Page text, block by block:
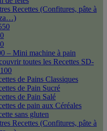
Recettes (Confitures, pâte à
– Mini machine à pain
toutes les Recettes SD-
de Pains Classiques
de Pain Sucré
de Pain Salé
de pain aux Céréales
sans gluten
Recettes (Confitures, pâte à